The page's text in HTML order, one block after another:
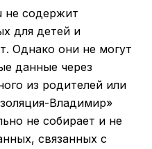
не содержит
для детей и
Однако они не могут
данные через
из родителей или
Владимир»
не собирает и не
связанных с